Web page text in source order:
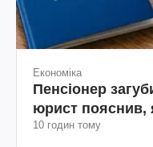
Економіка
Пенсіонер
юрист пояснив,
10 годин тому